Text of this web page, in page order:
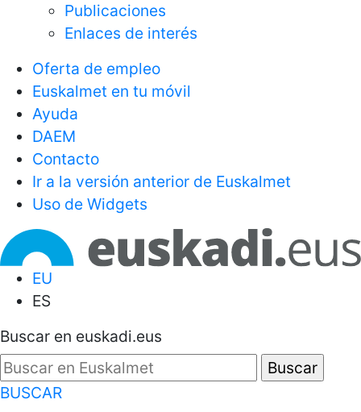
Publicaciones
Enlaces de interés
Oferta de empleo
Euskalmet en tu móvil
Ayuda
DAEM
Contacto
Ir a la versión anterior de Euskalmet
Uso de Widgets
EU
ES
Buscar en euskadi.eus
BUSCAR